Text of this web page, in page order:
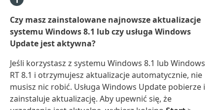
Czy masz zainstalowane najnowsze aktualizacje
systemu Windows 8.1 lub czy usługa Windows
Update jest aktywna?
Jeśli korzystasz z systemu Windows 8.1 lub Windows
RT 8.1 i otrzymujesz aktualizacje automatycznie, nie
musisz nic robić. Usługa Windows Update pobierze i
zainstaluje aktualizację. Aby upewnić się, że